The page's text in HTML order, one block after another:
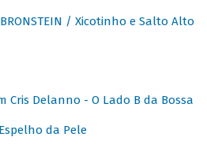
BRONSTEIN / Xicotinho e Salto Alto
Cris Delanno - O Lado B da Bossa
da Pele